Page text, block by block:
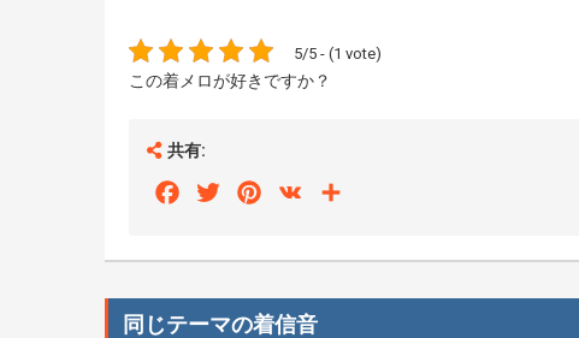
5/5 - (1 vote)
この着メロが好きですか？
共有:
FacebookTwitterPinterest
VK
同じテーマの着信音